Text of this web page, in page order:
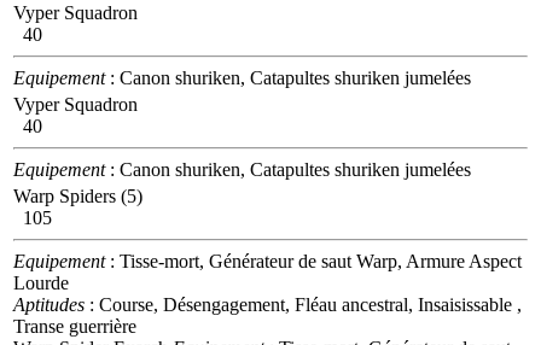
Vyper Squadron
40
Equipement: Canon shuriken, Catapultes shuriken jumelées
Vyper Squadron
40
Equipement: Canon shuriken, Catapultes shuriken jumelées
Warp Spiders (5)
105
Equipement: Tisse-mort, Générateur de saut Warp, Armure Aspect
Lourde
Aptitudes : Course, Désengagement, Fléau ancestral, Insaisissable ,
Transe guerrière